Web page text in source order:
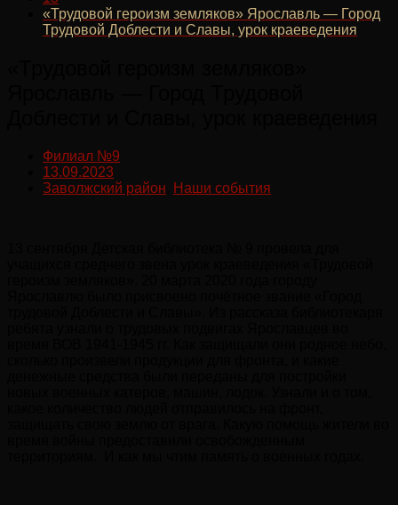
«Трудовой героизм земляков» Ярославль — Город
Трудовой Доблести и Славы, урок краеведения
Филиал №9
13.09.2023
Заволжский район
Наши события